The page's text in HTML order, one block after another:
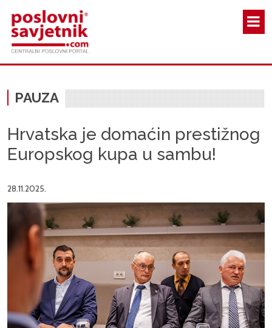
PAUZA
Hrvatska je domaćin prestižnog
Europskog kupa u sambu!
28.11.2025.